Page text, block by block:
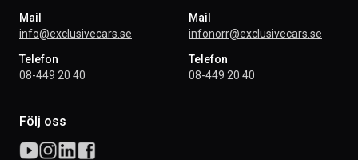
Mail
info@exclusivecars.se
Telefon
08-449 20 40
Mail
infonorr@exclusivecars.se
Telefon
08-449 20 40
Följ oss